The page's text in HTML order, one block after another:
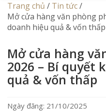
Trang chủ / Tin tức/
Mở cửa hàng văn phòng
doanh hiệu quả & vốn thấp
Mở cửa hàng
2026 – Bí quyết
quả & vốn thấp
Ngày đăng: 21/10/2025